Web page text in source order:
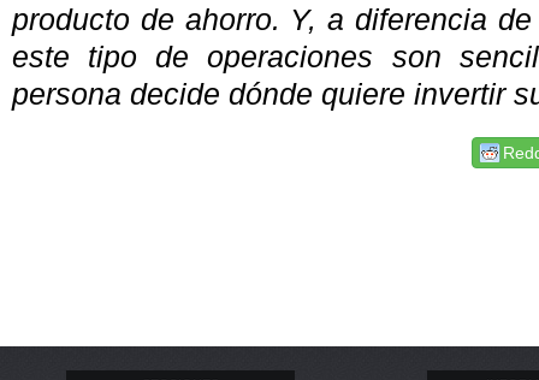
producto de ahorro. Y, a diferencia
este tipo de operaciones son
persona decide dónde quiere invertir